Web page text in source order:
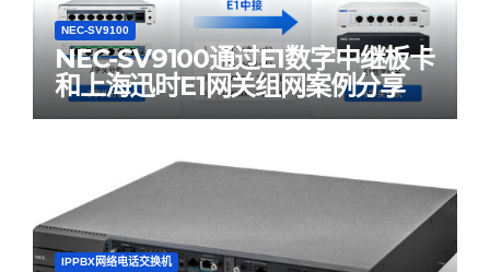
NEC-SV9100
NEC-SV9100通过E1数字中继板卡
和上海迅时E1网关组网案例分享
IPPBX网络电话交换机